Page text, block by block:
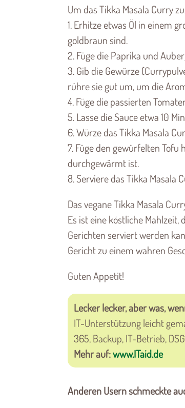
Um das Tikka Masala Curry
1. Erhitze etwas Öl in einem
goldbraun sind.
2. Füge die Paprika und
3. Gib die Gewürze
rühre sie gut um, um die
4. Füge die passierten
5. Lasse die Sauce etwa 10
6. Würze das Tikka Masala
7. Füge den gewürfelten
durchgewärmt ist.
8. Serviere das Tikka
Das vegane Tikka Masala
Es ist eine köstliche Mahlzeit,
Gerichten serviert werden
Gericht zu einem wahren
Guten Appetit!
Lecker lecker, aber was,
IT-Unterstützung leicht
365, Backup, IT-Betrieb,
Mehr auf:www.ITaid.de
Anderen Usern schmeckte